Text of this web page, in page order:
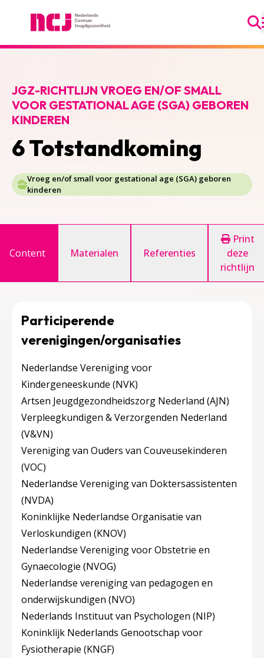
6 Totstandkoming
JGZ-RICHTLIJN VROEG EN/OF SMALL
VOOR GESTATIONAL AGE (SGA) GEBOREN
KINDEREN
Vroeg en/of small voor gestational age (SGA) geboren
kinderen
Content Materialen Referenties
Print
deze
richtlijn
Participerende
verenigingen/organisaties
Nederlandse Vereniging voor
Kindergeneeskunde (NVK)
Artsen Jeugdgezondheidszorg Nederland (AJN)
Verpleegkundigen & Verzorgenden Nederland
(V&VN)
Vereniging van Ouders van Couveusekinderen
(VOC)
Nederlandse Vereniging van Doktersassistenten
(NVDA)
Koninklijke Nederlandse Organisatie van
Verloskundigen (KNOV)
Nederlandse Vereniging voor Obstetrie en
Gynaecologie (NVOG)
Nederlandse vereniging van pedagogen en
onderwijskundigen (NVO)
Nederlands Instituut van Psychologen (NIP)
Koninklijk Nederlands Genootschap voor
Fysiotherapie (KNGF)